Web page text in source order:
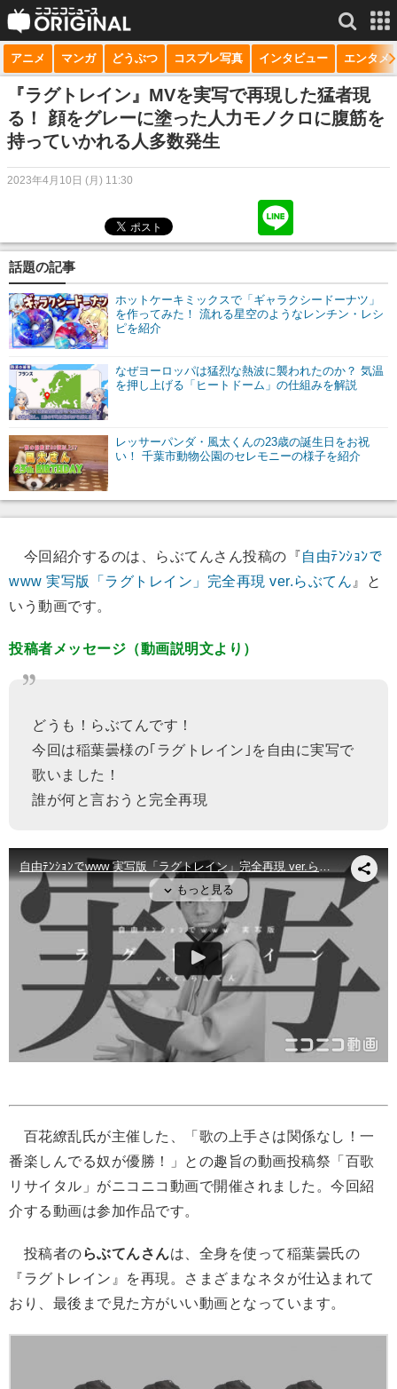
サービス一覧 もっと見る
niconico
動画
生放送
マンガ
ニコニコQ
アニメ マンガ どうぶつ コスプレ写真 インタビュー エンタメ
『ラグトレイン』MVを実写で再現した猛者現
る！ 顔をグレーに塗った人力モノクロに腹筋を
持っていかれる人多数発生
2023年4月10日 (月) 11:30
話題の記事
ホットケーキミックスで「ギャラクシードーナツ」
を作ってみた！ 流れる星空のようなレンチン・レシ
ピを紹介
なぜヨーロッパは猛烈な熱波に襲われたのか？ 気温
を押し上げる「ヒートドーム」の仕組みを解説
レッサーパンダ・風太くんの23歳の誕生日をお祝
い！ 千葉市動物公園のセレモニーの様子を紹介
今回紹介するのは、らぶてんさん投稿の『自由ﾃﾝｼｮﾝで
www 実写版「ラグトレイン」完全再現 ver.らぶてん 』と
いう動画です。
投稿者メッセージ（動画説明文より）
どうも！らぶてんです！
今回は稲葉曇様の｢ラグトレイン｣を自由に実写で
歌いました！
誰が何と言おうと完全再現
百花繚乱氏が主催した、「歌の上手さは関係なし！一
番楽しんでる奴が優勝！」との趣旨の動画投稿祭「百歌
リサイタル」がニコニコ動画で開催されました。今回紹
介する動画は参加作品です。
投稿者のらぶてんさんは、全身を使って稲葉曇氏の
『ラグトレイン』を再現。さまざまなネタが仕込まれて
おり、最後まで見た方がいい動画となっています。